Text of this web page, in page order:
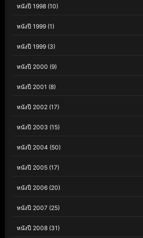
หนังปี 1998 (10)
หนังปี 1999 (1)
หนังปี 1999 (3)
หนังปี 2000 (9)
หนังปี 2001 (8)
หนังปี 2002 (17)
หนังปี 2003 (15)
หนังปี 2004 (50)
หนังปี 2005 (17)
หนังปี 2006 (20)
หนังปี 2007 (25)
หนังปี 2008 (31)